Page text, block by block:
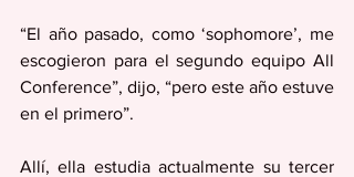
“El año pasado, como ‘sophomore’, me
escogieron para el segundo equipo All
Conference”, dijo, “pero este año estuve
en el primero”.
Allí, ella estudia actualmente su tercer